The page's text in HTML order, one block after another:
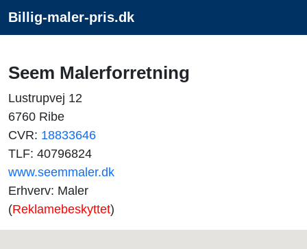
Billig-maler-pris.dk
Seem Malerforretning
Lustrupvej 12
6760 Ribe
CVR: 18833646
TLF: 40796824
www.seemmaler.dk
Erhverv: Maler
(Reklamebeskyttet)